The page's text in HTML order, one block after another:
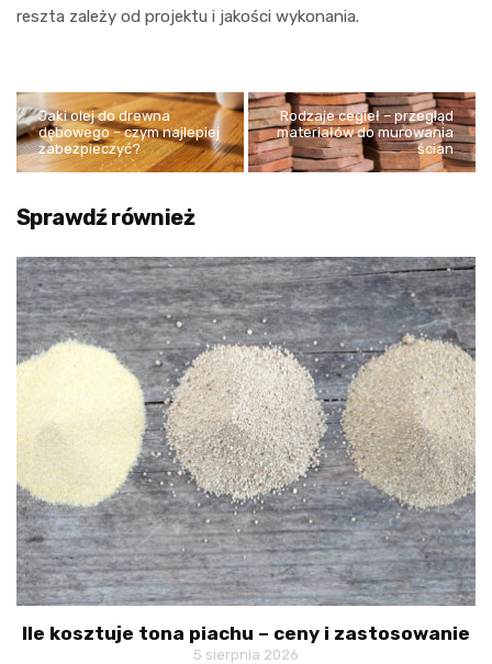
reszta zależy od projektu i jakości wykonania.
Jaki olej do drewna
dębowego – czym najlepiej
zabezpieczyć?
Rodzaje cegieł – przegląd
materiałów do murowania
ścian
Sprawdź również
Ile kosztuje tona piachu – ceny i zastosowanie
5 sierpnia 2026